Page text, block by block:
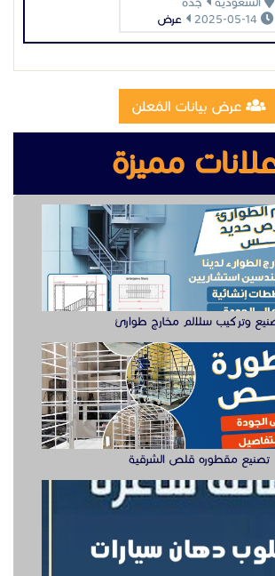
تصنيع وتركيب سلالم مخارج طوارئ
تصنيع مقطوره قلص الشرقية
دهان سيارت للعمل في الخبر